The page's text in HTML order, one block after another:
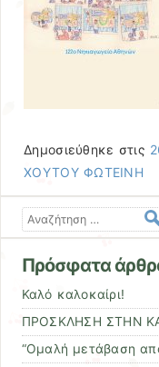
Δημοσιεύθηκε στις
ΧΟΥΤΟΥ ΦΩΤΕΙΝΗ
Αναζήτηση
Πρόσφατα
Καλό καλοκαίρι!
ΠΡΟΣΚΛΗΣΗ ΣΤΗΝ
“Ομαλή μετάβαση